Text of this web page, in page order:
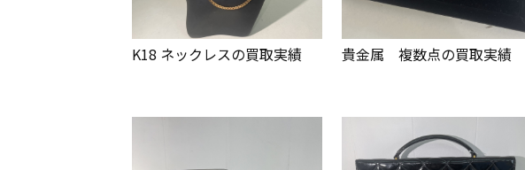
K18 ネックレスの買取実績 貴金属 複数点の買取実績